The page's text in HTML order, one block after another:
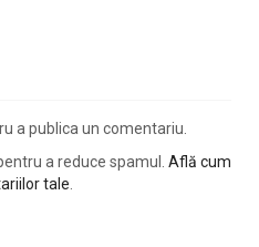
a publica un comentariu.
a reduce spamul. Află cum
tale.